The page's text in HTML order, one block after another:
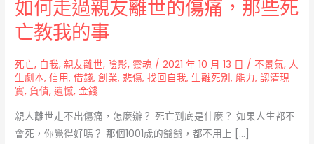
如何走過親友離世的傷痛，那些死
亡教我的事
死亡, 自我,親友離世, 陰影, 靈魂 /2021 年 10 月 13 日 / 不景氣,人
生劇本,信用,借錢,創業,悲傷,找回自我,生離死別, 能力,認清現
實, 負債,遺憾,金錢
親人離世走不出傷痛，怎麼辦？ 死亡到底是什麼？ 如果人生都不
會死，你覺得好嗎？ 那個1001歲的爺爺，都不用上 […]
何
走
過
親
世
的
傷
痛，
那
些
死
亡
教